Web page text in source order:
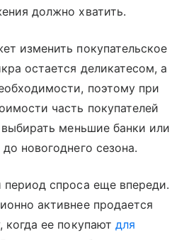
должно хватить.
изменить покупательское
остается деликатесом, а
поэтому при
часть покупателей
меньшие банки или
новогоднего сезона.
спроса еще впереди.
активнее продается
ее покупают для